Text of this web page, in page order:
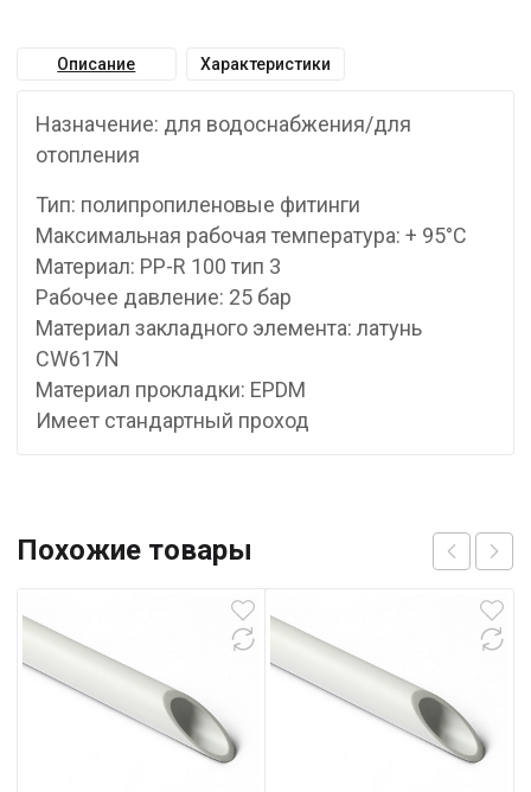
Описание Характеристики
Назначение: для водоснабжения/для
отопления
Тип: полипропиленовые фитинги
Максимальная рабочая температура: + 95°С
Материал: PP-R 100 тип 3
Рабочее давление: 25 бар
Материал закладного элемента: латунь
CW617N
Материал прокладки: EPDM
Имеет стандартный проход
Похожие товары